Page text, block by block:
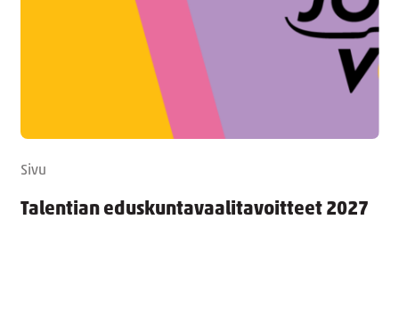
Sivu
Talentian eduskuntavaalitavoitteet 2027